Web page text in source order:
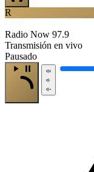
R
Radio Now 97.9
Transmisión en vivo
Pausado